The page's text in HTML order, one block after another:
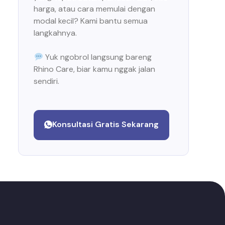
harga, atau cara memulai dengan
modal kecil? Kami bantu semua
langkahnya.
Yuk ngobrol langsung bareng
Rhino Care, biar kamu nggak jalan
sendiri.
Konsultasi Gratis Sekarang